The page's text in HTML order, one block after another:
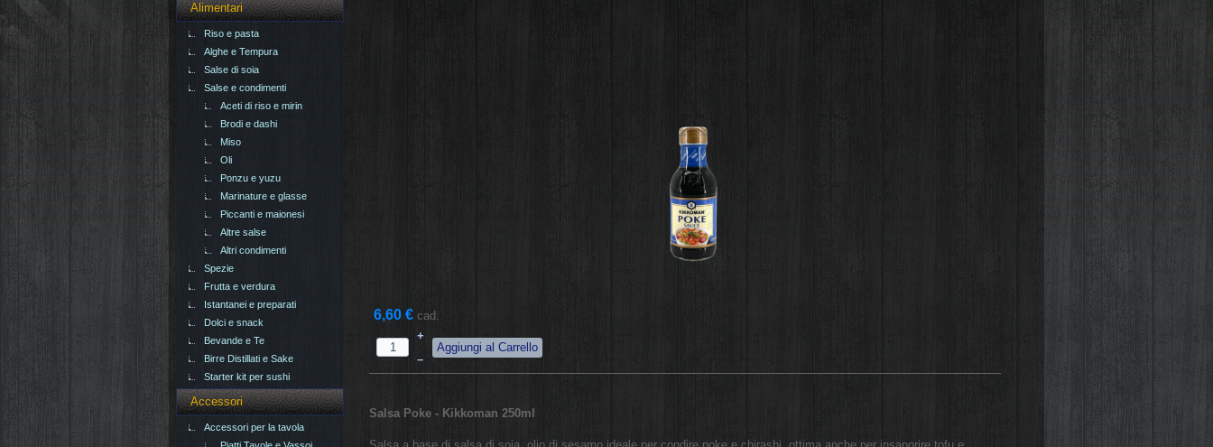
Alimentari
Riso e pasta
Alghe e Tempura
Salse di soia
Salse e condimenti
Aceti di riso e mirin
Brodi e dashi
Miso
Oli
Ponzu e yuzu
Marinature e glasse
Piccanti e maionesi
Altre salse
Altri condimenti
Spezie
Frutta e verdura
Istantanei e preparati
Dolci e snack
Bevande e Te
Birre Distillati e Sake
Starter kit per sushi
Accessori
Accessori per la tavola
6,60 € cad.
+
–
Salsa Poke - Kikkoman 250ml